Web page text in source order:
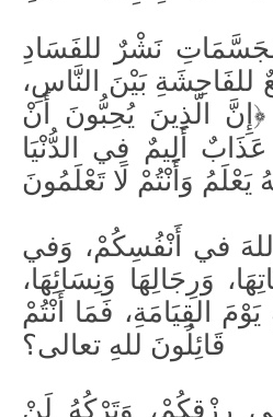
نَشْرٌ للفَسَادِ
للفَاحِشَةِ بَيْنَ النَّاسِ،
الَّذِينَ يُحِبُّونَ أَنْ
أَلِيمٌ فِي الدُّنْيَا
في أَنْفُسِكُمْ، وَفي
وَرِجَالِهَا وَنِسَائِهَا،
القِيَامَةِ، فَمَا أَنْتُمْ
قَائِلُونَ للهِ تعالى؟
رِزْقِكُمْ، وَتَرْكُهُ لَنْ